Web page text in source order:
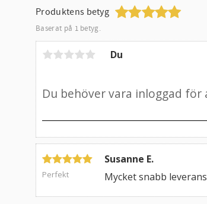
Produktens betyg
Baserat på 1 betyg.
Du
Perfekt
Susanne E.
Mycket snabb leverans